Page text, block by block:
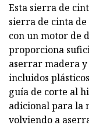
Esta sierra de
sierra de cinta
con un motor de
proporciona
aserrar madera
incluidos
guía de corte al
adicional para la
volviendo a